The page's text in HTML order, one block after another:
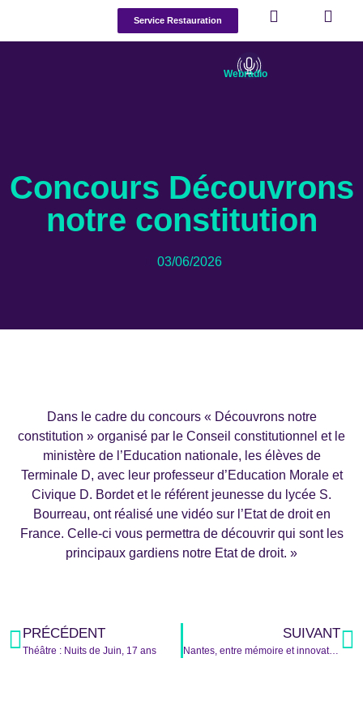
Service Restauration
Webradio
Concours Découvrons
notre constitution
03/06/2026
Dans le cadre du concours « Découvrons notre
constitution » organisé par le Conseil constitutionnel et le
ministère de l’Education nationale, les élèves de
Terminale D, avec leur professeur d’Education Morale et
Civique D. Bordet et le référent jeunesse du lycée S.
Bourreau, ont réalisé une vidéo sur l’Etat de droit en
France. Celle-ci vous permettra de découvrir qui sont les
principaux gardiens notre Etat de droit. »
PRÉCÉDENT
Théâtre : Nuits de Juin, 17 ans
SUIVANT
Nantes, entre mémoire et innovation